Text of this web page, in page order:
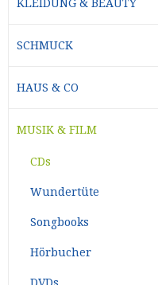
KLEIDUNG & BEAUTY
SCHMUCK
HAUS & CO
MUSIK & FILM
CDs
Wundertüte
Songbooks
Hörbucher